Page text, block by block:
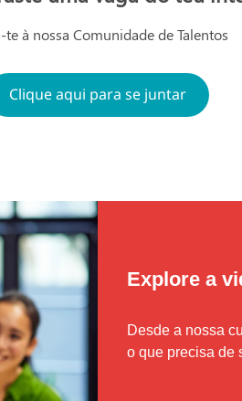
te à nossa Comunidade de Talentos
Clique aqui para se juntar
Explore a
Desde a nossa
o que precisa de